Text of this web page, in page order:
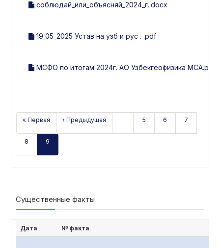
соблюдай_или_объясняй_2024_г..docx
19_05_2025 Устав на узб и рус . .pdf
МСФО по итогам 2024г. АО Узбекгеофизика МСА.pdf
« Первая ‹ Предыдущая … 5 6 7
8 9
Существенные факты
Дата № факта